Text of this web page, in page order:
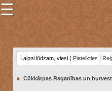
×
☰
Laipni lūdzam, viesi ( Pieteikties |
● Cūkkārpas Raganības un